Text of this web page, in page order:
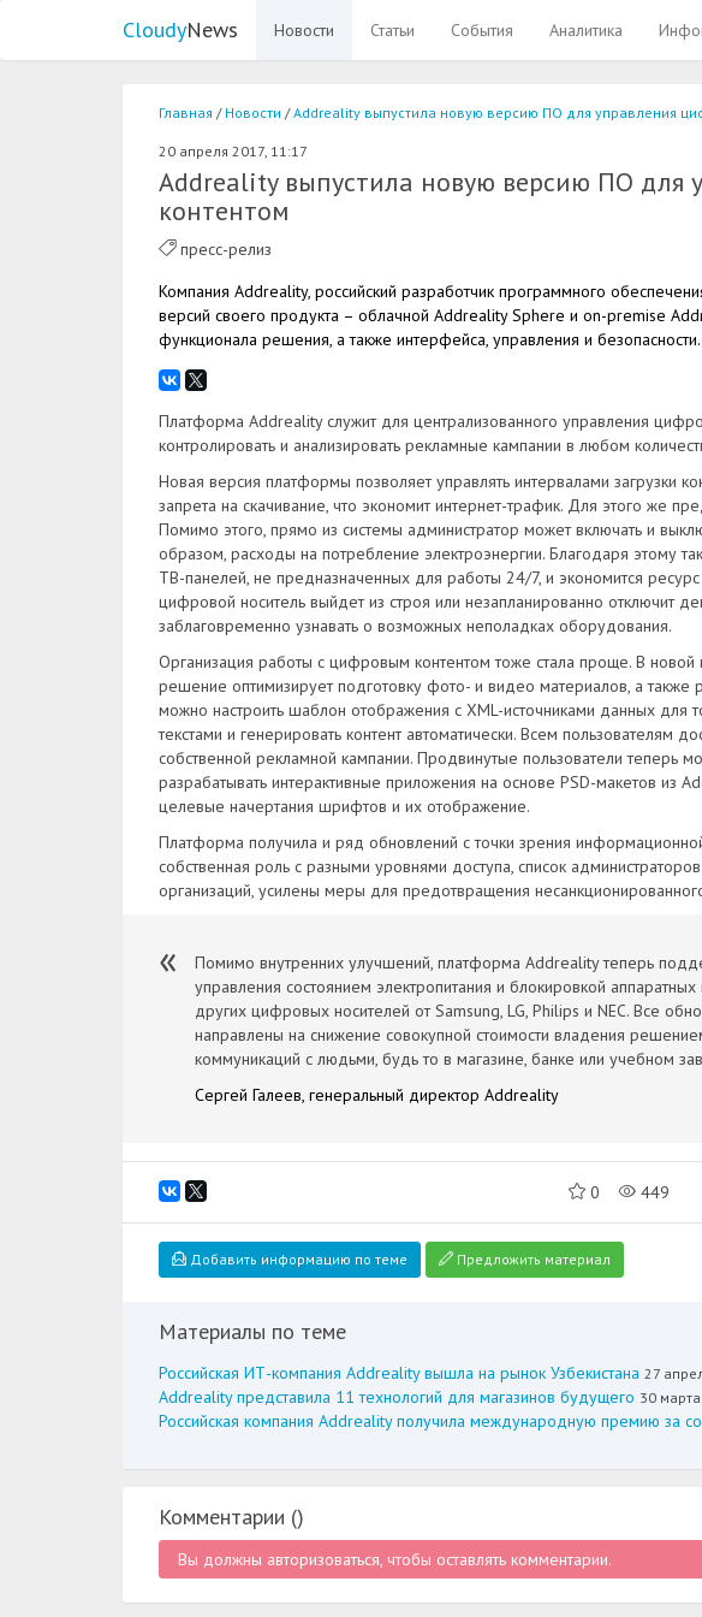
CloudyNews Новости Статьи События Аналитика
Главная Новости Addreality выпустила новую версию ПО для управления
20 апреля 2017, 11:17
Addreality выпустила новую версию ПО для
контентом
пресс-релиз
Компания Addreality, российский разработчик программного
версий своего продукта – облачной Addreality Sphere и on-premise
функционала решения, а также интерфейса, управления и безопасности.
Платформа Addreality служит для централизованного управления
контролировать и анализировать рекламные кампании в любом
Новая версия платформы позволяет управлять интервалами загрузки
запрета на скачивание, что экономит интернет-трафик. Для этого же
Помимо этого, прямо из системы администратор может включать и
образом, расходы на потребление электроэнергии. Благодаря этому
ТВ-панелей, не предназначенных для работы 24/7, и экономится
цифровой носитель выйдет из строя или незапланированно отключит
заблаговременно узнавать о возможных неполадках оборудования.
Организация работы с цифровым контентом тоже стала проще. В новой
решение оптимизирует подготовку фото- и видео материалов, а также
можно настроить шаблон отображения с XML-источниками данных для
текстами и генерировать контент автоматически. Всем пользователям
собственной рекламной кампании. Продвинутые пользователи теперь
разрабатывать интерактивные приложения на основе PSD-макетов
целевые начертания шрифтов и их отображение.
Платформа получила и ряд обновлений с точки зрения
собственная роль с разными уровнями доступа, список
организаций, усилены меры для предотвращения
Помимо внутренних улучшений, платформа Addreality теперь
управления состоянием электропитания и блокировкой
других цифровых носителей от Samsung, LG, Philips и NEC. Все
направлены на снижение совокупной стоимости владения
коммуникаций с людьми, будь то в магазине, банке или учебном
Сергей Галеев, генеральный директор Addreality
0 449
Добавить информацию по теме Предложить материал
Материалы по теме
Российская ИТ-компания Addreality вышла на рынок Узбекистана 27
Addreality представила 11 технологий для магазинов будущего 30
Российская компания Addreality получила международную премию за
Комментарии ()
Вы должны авторизоваться, чтобы оставлять комментарии.